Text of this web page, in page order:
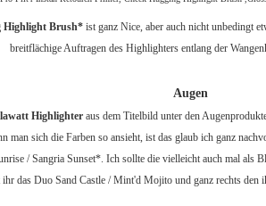
Highlight Brush* ist ganz Nice, aber auch nicht unbedingt
breitflächige Auftragen des Highlighters entlang der
Augen
Highlighteraus dem Titelbild unter den
man sich die Farben so ansieht, ist das glaub ich ganz
/ Sangria Sunset*. Ich sollte die vielleicht auch mal als
das Duo Sand Castle / Mint'd Mojito und ganz rechts